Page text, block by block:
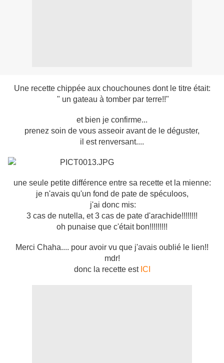
Une recette chippée aux chouchounes dont le titre était:
" un gateau à tomber par terre!!"
et bien je confirme...
prenez soin de vous asseoir avant de le déguster,
il est renversant....
une seule petite différence entre sa recette et la mienne:
je n'avais qu'un fond de pate de spéculoos,
j'ai donc mis:
3 cas de nutella, et 3 cas de pate d'arachide!!!!!!!!
oh punaise que c'était bon!!!!!!!!!
Merci Chaha.... pour avoir vu que j'avais oublié le lien!!
mdr!
donc la recette est ICI